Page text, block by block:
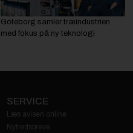
Göteborg samler træindustrien
med fokus på ny teknologi
SERVICE
Læs avisen online
Nyhedsbreve